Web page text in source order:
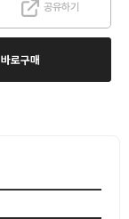
공유하기
바로구매